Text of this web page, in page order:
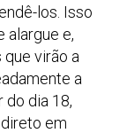
los. Isso
alargue e,
virão a
a
do dia 18,
em